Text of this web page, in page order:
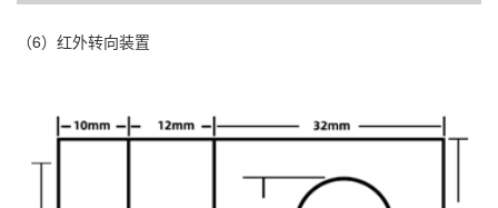
（6）红外转向装置